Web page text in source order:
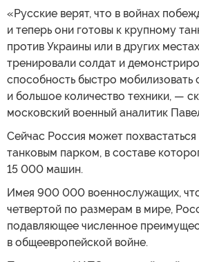
«Русские верят, что в войнах
и теперь они готовы к крупному
против Украины или в других
тренировали солдат и
способность быстро мобилизовать
и большое количество техники, —
московский военный аналитик
Сейчас Россия может
танковым парком, в составе
15 000 машин.
Имея 900 000 военнослужащих,
четвертой по размерам в мире,
подавляющее численное
в общеевропейской войне.